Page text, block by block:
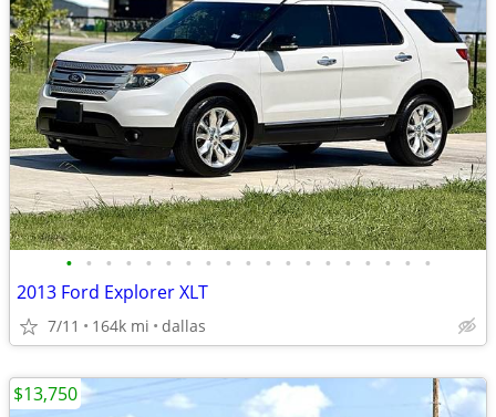
• • • • • • • • • • • • • • • • • • •
2013 Ford Explorer XLT
7/11 164k mi dallas
$13,750